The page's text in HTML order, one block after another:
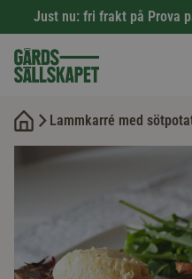
Just nu: fri frakt på Prova
Lammkarré med